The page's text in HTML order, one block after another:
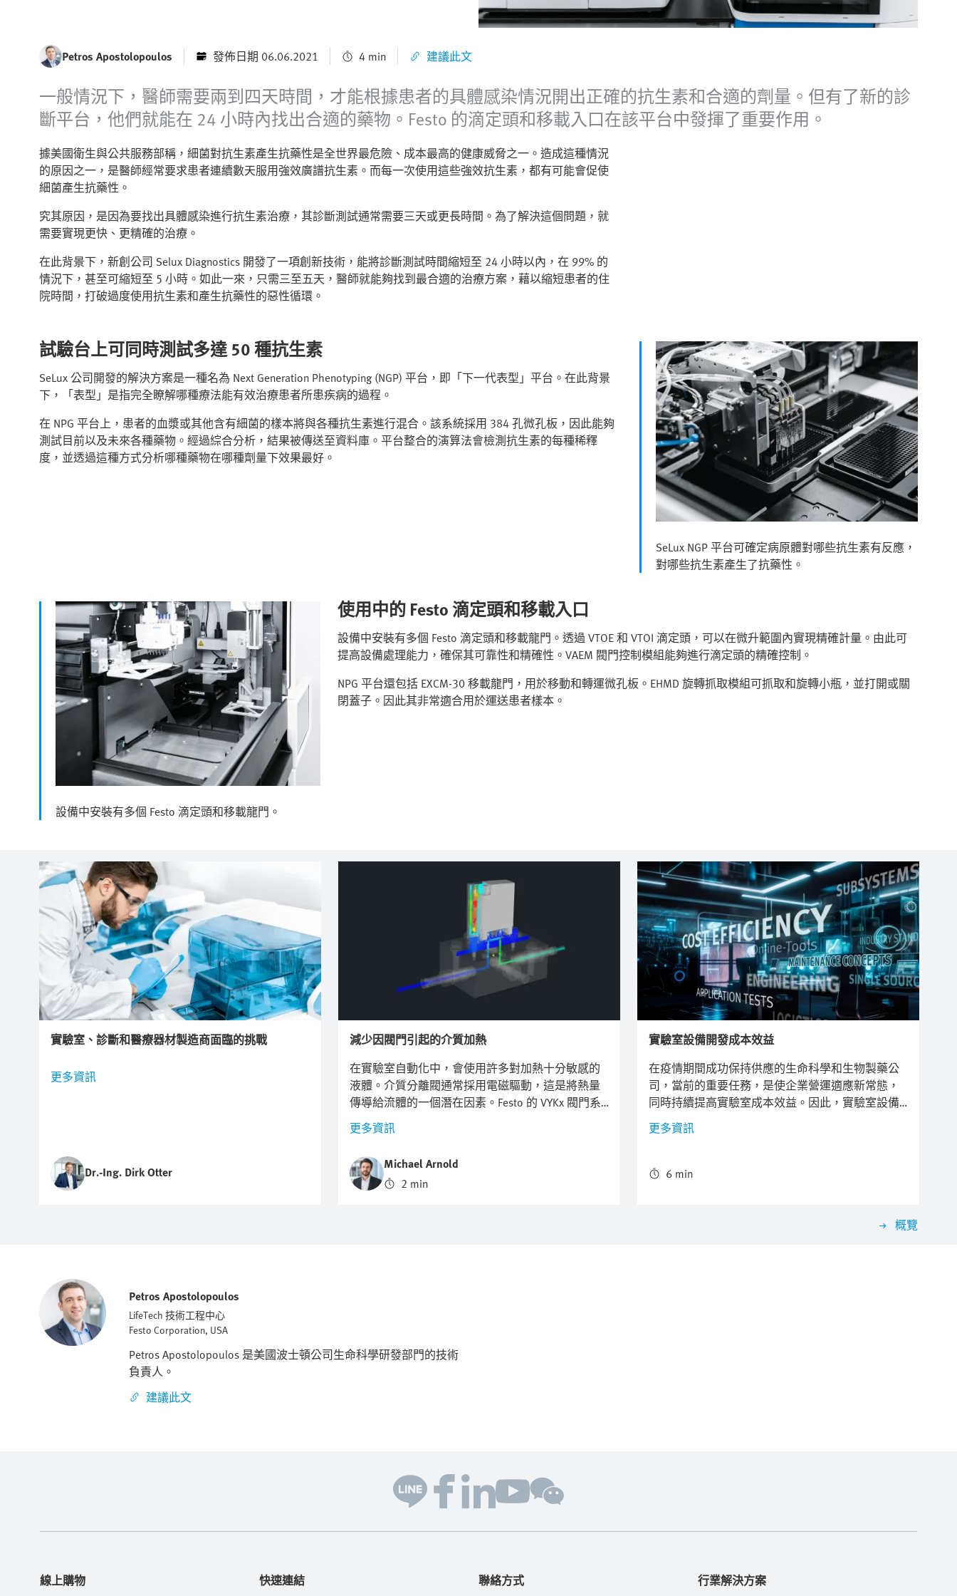
Petros Apostolopoulos 發佈日期 06.06.2021 4 min 建議此文
一般情況下，醫師需要兩到四天時間，才能根據患者的具體感染情況開出正確的抗生素和合適的劑量。但有了新的診
斷平台，他們就能在 24 小時內找出合適的藥物。Festo 的滴定頭和移載入口在該平台中發揮了重要作用。
據美國衛生與公共服務部稱，細菌對抗生素產生抗藥性是全世界最危險、成本最高的健康威脅之一。造成這種情況
的原因之一，是醫師經常要求患者連續數天服用強效廣譜抗生素。而每一次使用這些強效抗生素，都有可能會促使
細菌產生抗藥性。
究其原因，是因為要找出具體感染進行抗生素治療，其診斷測試通常需要三天或更長時間。為了解決這個問題，就
需要實現更快、更精確的治療。
在此背景下，新創公司 Selux Diagnostics 開發了一項創新技術，能將診斷測試時間縮短至 24 小時以內，在 99% 的
情況下，甚至可縮短至 5 小時。如此一來，只需三至五天，醫師就能夠找到最合適的治療方案，藉以縮短患者的住
院時間，打破過度使用抗生素和產生抗藥性的惡性循環。
試驗台上可同時測試多達 50 種抗生素
SeLux 公司開發的解決方案是一種名為 Next Generation Phenotyping (NGP) 平台，即「下一代表型」平台。在此背景
下，「表型」是指完全瞭解哪種療法能有效治療患者所患疾病的過程。
在 NPG 平台上，患者的血漿或其他含有細菌的樣本將與各種抗生素進行混合。該系統採用 384 孔微孔板，因此能夠
測試目前以及未來各種藥物。經過綜合分析，結果被傳送至資料庫。平台整合的演算法會檢測抗生素的每種稀釋
度，並透過這種方式分析哪種藥物在哪種劑量下效果最好。
SeLux NGP 平台可確定病原體對哪些抗生素有反應，
對哪些抗生素產生了抗藥性。
設備中安裝有多個 Festo 滴定頭和移載龍門。
使用中的 Festo 滴定頭和移載入口
設備中安裝有多個 Festo 滴定頭和移載龍門。透過 VTOE 和 VTOI 滴定頭，可以在微升範圍內實現精確計量。由此可
提高設備處理能力，確保其可靠性和精確性。VAEM 閥門控制模組能夠進行滴定頭的精確控制。
NPG 平台還包括 EXCM-30 移載龍門，用於移動和轉運微孔板。EHMD 旋轉抓取模組可抓取和旋轉小瓶，並打開或關
閉蓋子。因此其非常適合用於運送患者樣本。
實驗室、診斷和醫療器材製造商面臨的挑戰
更多資訊
Dr.-Ing. Dirk Otter
減少因閥門引起的介質加熱
在實驗室自動化中，會使用許多對加熱十分敏感的
液體。介質分離閥通常採用電磁驅動，這是將熱量
傳導給流體的一個潛在因素。Festo 的 VYKx 閥門系
列能夠盡量避免介質加熱。
更多資訊
Michael Arnold
2 min
實驗室設備開發成本效益
在疫情期間成功保持供應的生命科學和生物製藥公
司，當前的重要任務，是使企業營運適應新常態，
同時持續提高實驗室成本效益。因此，實驗室設備
製造商也必須自查，如何以更短的時間、更低的成
本，開發和生產能為客戶帶來決定性優勢的新型實
更多資訊
6 min
概覽
Petros Apostolopoulos
LifeTech 技術工程中心
Festo Corporation, USA
Petros Apostolopoulos 是美國波士頓公司生命科學研發部門的技術
負責人。
建議此文
線上購物 快速連結 聯絡方式 行業解決方案